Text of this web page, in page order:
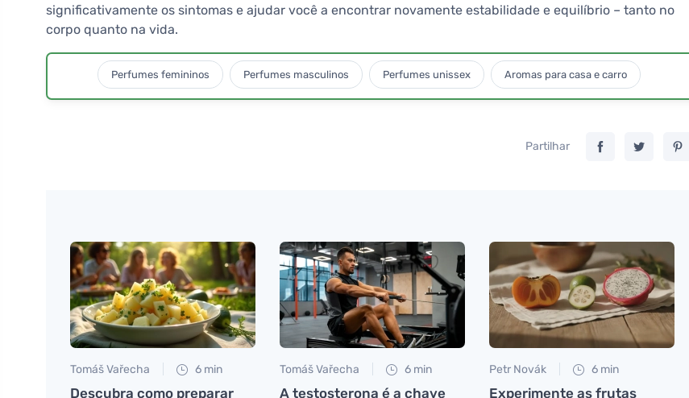
significativamente os sintomas e ajudar você a encontrar novamente estabilidade e equilíbrio – tanto no
corpo quanto na vida.
Perfumes femininos Perfumes masculinos Perfumes unissex Aromas para casa e carro
Partilhar
Tomáš Vařecha 6 min
Descubra como preparar
Tomáš Vařecha 6 min
A testosterona é a chave
Petr Novák 6 min
Experimente as frutas